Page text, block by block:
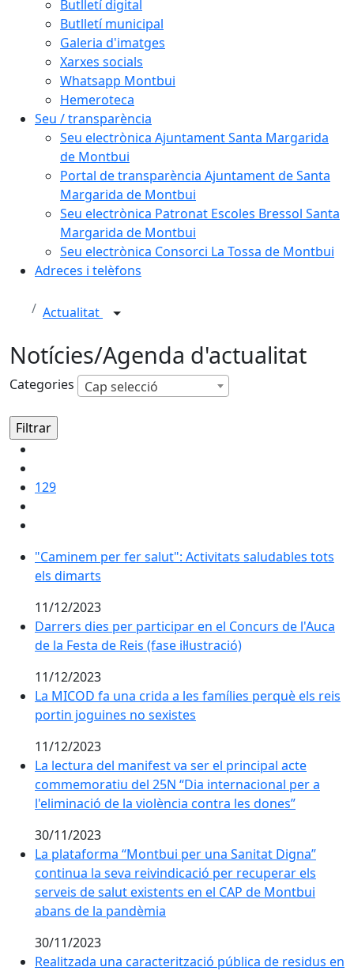
Butlletí digital
Butlletí municipal
Galeria d'imatges
Xarxes socials
Whatsapp Montbui
Hemeroteca
Seu / transparència
Seu electrònica Ajuntament Santa Margarida
de Montbui
Portal de transparència Ajuntament de Santa
Margarida de Montbui
Seu electrònica Patronat Escoles Bressol Santa
Margarida de Montbui
Seu electrònica Consorci La Tossa de Montbui
Adreces i telèfons
Actualitat
Notícies/Agenda d'actualitat
Categories Cap selecció
129
"Caminem per fer salut": Activitats saludables tots
"Caminem per fer salut": Activitats saludables tots
els dimarts
11/12/2023
Darrers dies per participar en el Concurs de l'Auca de
Darrers dies per participar en el Concurs de l'Auca
de la Festa de Reis (fase il·lustració)
11/12/2023
La MICOD fa una crida a les famílies perquè els reis
La MICOD fa una crida a les famílies perquè els reis
portin joguines no sexistes
11/12/2023
La lectura del manifest va ser el principal acte
La lectura del manifest va ser el principal acte
commemoratiu del 25N “Dia internacional per a
l'eliminació de la violència contra les dones”
30/11/2023
La plataforma “Montbui per una Sanitat Digna”
La plataforma “Montbui per una Sanitat Digna”
continua la seva reivindicació per recuperar els
serveis de salut existents en el CAP de Montbui
abans de la pandèmia
30/11/2023
Realitzada una caracterització pública de residus en
Realitzada una caracterització pública de residus en